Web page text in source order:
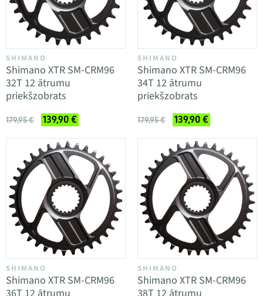
SHIMANO
Shimano XTR SM-CRM96
32T 12 ātrumu
priekšzobrats
179,95 € 139,90 €
SHIMANO
Shimano XTR SM-CRM96
34T 12 ātrumu
priekšzobrats
179,95 € 139,90 €
SHIMANO
Shimano XTR SM-CRM96
SHIMANO
Shimano XTR SM-CRM96